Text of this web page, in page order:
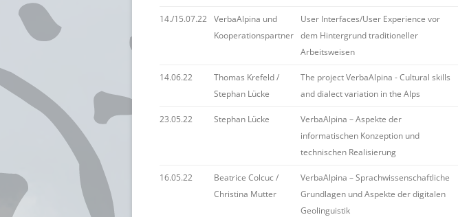
14./15.07.22 VerbaAlpina und
Kooperationspartner
User Interfaces/User Experience vor
dem Hintergrund traditioneller
Arbeitsweisen
14.06.22
Thomas Krefeld /
Stephan Lücke
The project VerbaAlpina - Cultural skills
and dialect variation in the Alps
23.05.22 Stephan Lücke
VerbaAlpina – Aspekte der
informatischen Konzeption und
technischen Realisierung
16.05.22
Beatrice Colcuc /
Christina Mutter
VerbaAlpina – Sprachwissenschaftliche
Grundlagen und Aspekte der digitalen
Geolinguistik